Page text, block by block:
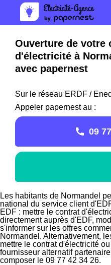
Ouverture de votre
d'électricité à
avec papernest
Sur le réseau ERDF /
Appeler papernest au :
09
Les habitants de Normandel
national du service client
EDF : mettre le contrat
directement auprès d'EDF,
s'informer sur les offres
Normandel. Alternativement,
mettre le contrat d'électricité
fournisseur alternatif
composer le 09 77 42 34 26.